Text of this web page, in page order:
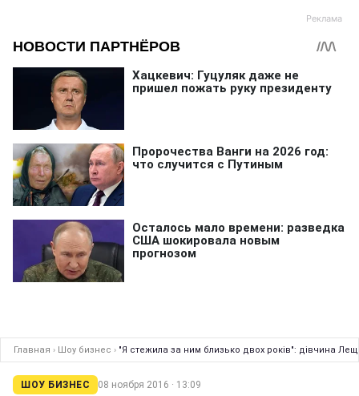
Главная › Шоу бизнес › "Я стежила за ним близько двох років": дівчина
ШОУ БИЗНЕС 08 ноября 2016 · 13:09